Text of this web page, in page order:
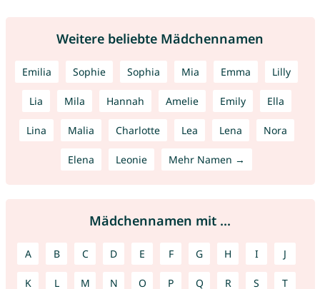
Weitere beliebte Mädchennamen
Emilia Sophie Sophia Mia Emma Lilly
Lia Mila Hannah Amelie Emily Ella
Lina Malia Charlotte Lea Lena Nora
Elena Leonie Mehr Namen →
Mädchennamen mit ...
A B C D E F G H I J
K L M N O P Q R S T